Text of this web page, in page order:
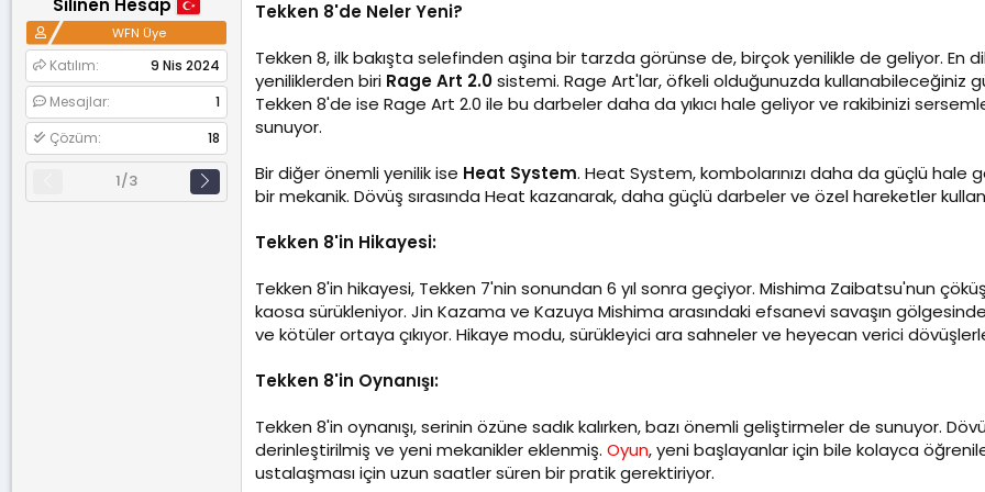
a
t
a
n
a
i
h
e
WFN Üye
Katılım
9 Nis 2024
Mesajlar
1
Çözüm
18
1/3
Tekken 8'de Neler Yeni?
Tekken 8, ilk bakışta selefinden aşina bir tarzda görünse de, birçok yenilikle de geliyor. En
yeniliklerden biri Rage Art 2.0sistemi. Rage Art'lar, öfkeli olduğunuzda kullanabileceğiniz
Tekken 8'de ise Rage Art 2.0 ile bu darbeler daha da yıkıcı hale geliyor ve rakibinizi
sunuyor.
Bir diğer önemli yenilik ise Heat System. Heat System, kombolarınızı daha da güçlü hale
bir mekanik. Dövüş sırasında Heat kazanarak, daha güçlü darbeler ve özel hareketler
Tekken 8'in Hikayesi:
Tekken 8'in hikayesi, Tekken 7'nin sonundan 6 yıl sonra geçiyor. Mishima Zaibatsu'nun
kaosa sürükleniyor. Jin Kazama ve Kazuya Mishima arasındaki efsanevi savaşın
ve kötüler ortaya çıkıyor. Hikaye modu, sürükleyici ara sahneler ve heyecan verici
Tekken 8'in Oynanışı:
Tekken 8'in oynanışı, serinin özüne sadık kalırken, bazı önemli geliştirmeler de sunuyor.
derinleştirilmiş ve yeni mekanikler eklenmiş. Oyun, yeni başlayanlar için bile kolayca
ustalaşması için uzun saatler süren bir pratik gerektiriyor.